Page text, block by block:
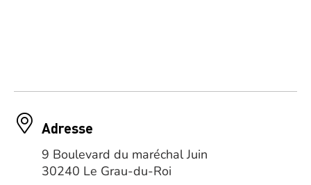
Adresse
9 Boulevard du maréchal Juin
30240 Le Grau-du-Roi